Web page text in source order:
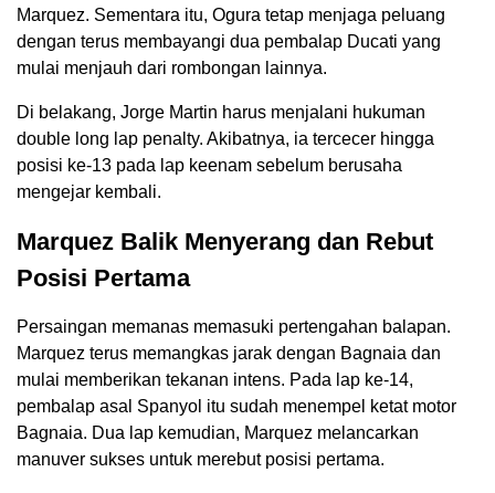
Marquez. Sementara itu, Ogura tetap menjaga peluang
dengan terus membayangi dua pembalap Ducati yang
mulai menjauh dari rombongan lainnya.
Di belakang, Jorge Martin harus menjalani hukuman
double long lap penalty. Akibatnya, ia tercecer hingga
posisi ke-13 pada lap keenam sebelum berusaha
mengejar kembali.
Marquez Balik Menyerang dan Rebut
Posisi Pertama
Persaingan memanas memasuki pertengahan balapan.
Marquez terus memangkas jarak dengan Bagnaia dan
mulai memberikan tekanan intens. Pada lap ke-14,
pembalap asal Spanyol itu sudah menempel ketat motor
Bagnaia. Dua lap kemudian, Marquez melancarkan
manuver sukses untuk merebut posisi pertama.